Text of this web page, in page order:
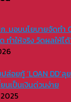
. มอบนโยบายจัดทำ
ทำให้จริง วัดผลให้ได้
ล่อยกู้ ‘LOAN DD’
นเป็นเงินด่วนง่าย